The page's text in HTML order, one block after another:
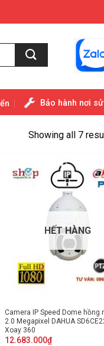
Bảo hành nơi
Showing all 7
HẾT HÀNG
Camera IP Speed Dome hồng
2.0 Megapixel DAHUA
Xoay 360
12.683.000₫